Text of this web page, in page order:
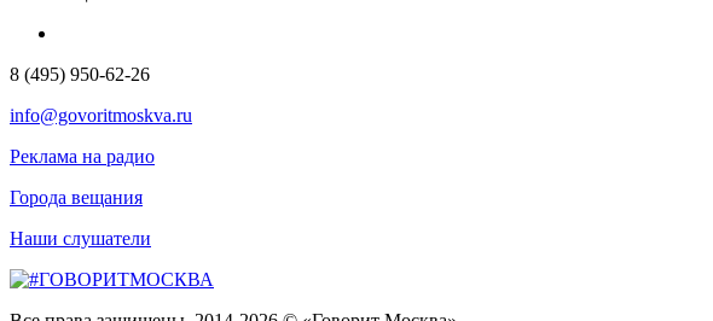
8 (495) 950-62-26
info@govoritmoskva.ru
Реклама на радио
Города вещания
Наши слушатели